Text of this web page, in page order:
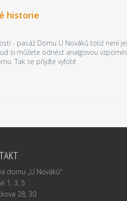
historie
- pasáž Domu U Nováků totiž není
si můžete odnést analgovou
Tak se přijďte vyfotit
domu „U Nováků“
1, 3, 5
28, 30